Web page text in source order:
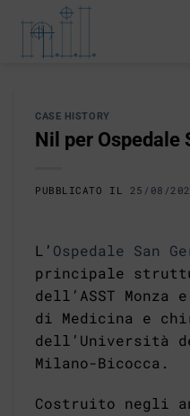
contenuti
CASE HISTORY
Nil per Ospedale
PUBBLICATO IL 25/08/
L’ Ospedale San
principale
dell’ASST
di Medicina e
dell’Università
Milano-Bicocca.
Costruito negli